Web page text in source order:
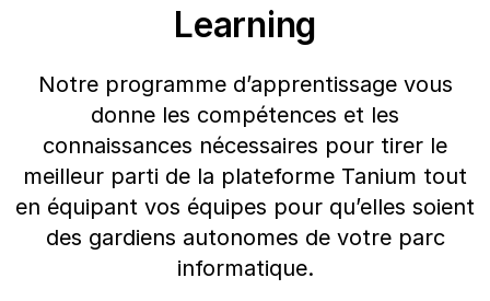
Learning
Notre programme d’apprentissage vous
donne les compétences et les
connaissances nécessaires pour tirer le
meilleur parti de la plateforme Tanium tout
en équipant vos équipes pour qu’elles soient
des gardiens autonomes de votre parc
informatique.